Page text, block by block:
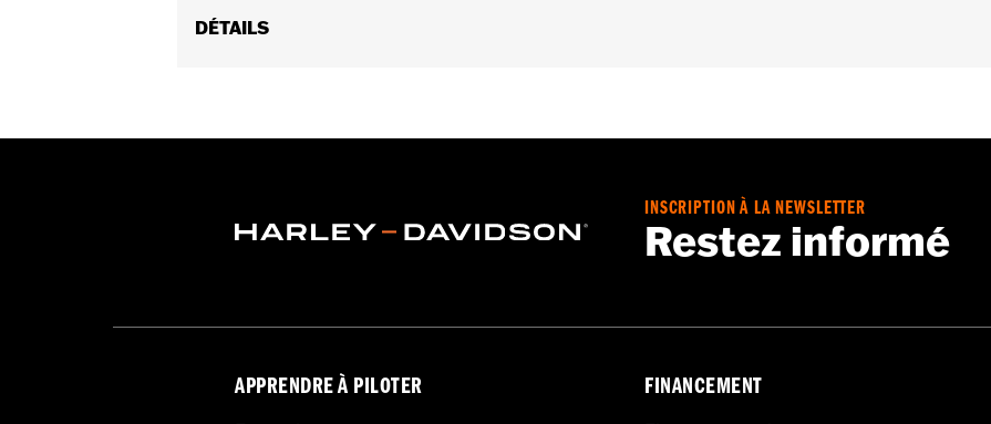
DÉTAILS
Vendu à l'unité:Paire
INSCRIPTION À LA NEWSLETTER
Restez informé
APPRENDRE À PILOTER FINANCEMENT